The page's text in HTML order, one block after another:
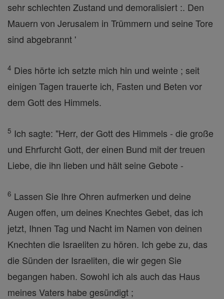
sehr schlechten Zustand und demoralisiert :. Den
Mauern von Jerusalem in Trümmern und seine Tore
sind abgebrannt '
4 Dies hörte ich setzte mich hin und weinte ; seit
einigen Tagen trauerte ich, Fasten und Beten vor
dem Gott des Himmels.
5 Ich sagte: "Herr, der Gott des Himmels - die große
und Ehrfurcht Gott, der einen Bund mit der treuen
Liebe, die ihn lieben und hält seine Gebote -
6 Lassen Sie Ihre Ohren aufmerken und deine
Augen offen, um deines Knechtes Gebet, das ich
jetzt, Ihnen Tag und Nacht im Namen von deinen
Knechten die Israeliten zu hören. Ich gebe zu, das
die Sünden der Israeliten, die wir gegen Sie
begangen haben. Sowohl ich als auch das Haus
meines Vaters habe gesündigt ;